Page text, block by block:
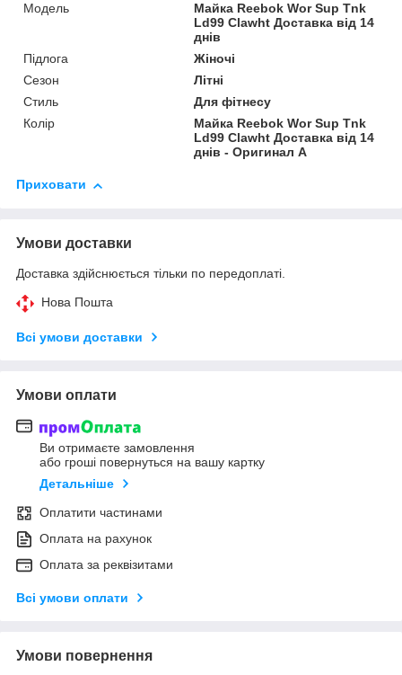
Мoдель
Майка Reebok Wor Sup Tnk
Ld99 Clawht Доставка від 14
днів
Підлога
Жіночі
Сезон
Літні
Стиль
Для фітнесу
Колір
Майка Reebok Wor Sup Tnk
Ld99 Clawht Доставка від 14
днів - Оригинал A
Приховати
Умови доставки
Доставка здійснюється тільки по передоплаті.
Нова Пошта
Всі умови доставки
Умови оплати
Ви отримаєте замовлення
або гроші повернуться на вашу картку
Детальніше
Оплатити частинами
Оплата на рахунок
Оплата за реквізитами
Всі умови оплати
Умови повернення